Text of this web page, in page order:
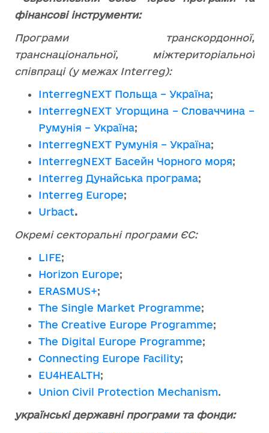
фінансові інструменти:
Програми транскордонної,
транснаціональної, міжтериторіальної
співпраці (у межах Interreg):
InterregNEXT Польща – Україна;
InterregNEXT Угорщина – Словаччина –
Румунія – Україна;
InterregNEXT Румунія – Україна;
InterregNEXT Басейн Чорного моря;
Interreg Дунайська програма;
Interreg Europe;
Urbact.
Окремі секторальні програми ЄС:
LIFE;
Horizon Europe;
ERASMUS+;
The Single Market Programme;
The Creative Europe Programme;
The Digital Europe Programme;
Connecting Europe Facility;
EU4HEALTH;
Union Civil Protection Mechanism.
українські державні програми та фонди: